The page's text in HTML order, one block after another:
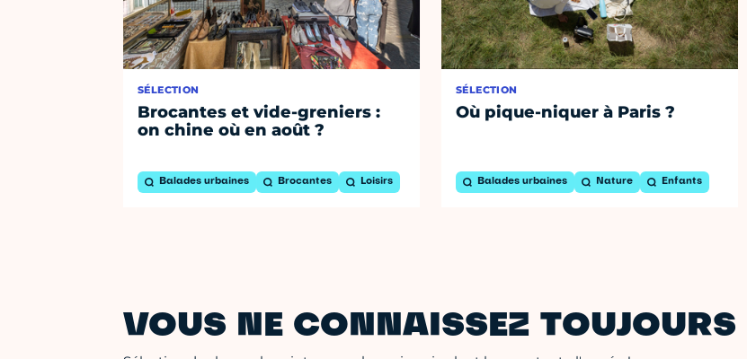
SÉLECTION
Brocantes et vide-greniers :
on chine où en août ?
Balades urbaines Brocantes Loisirs
SÉLECTION
Où pique-niquer à Paris ?
Balades urbaines Nature Enfants
VOUS NE CONNAISSEZ TOUJOURS